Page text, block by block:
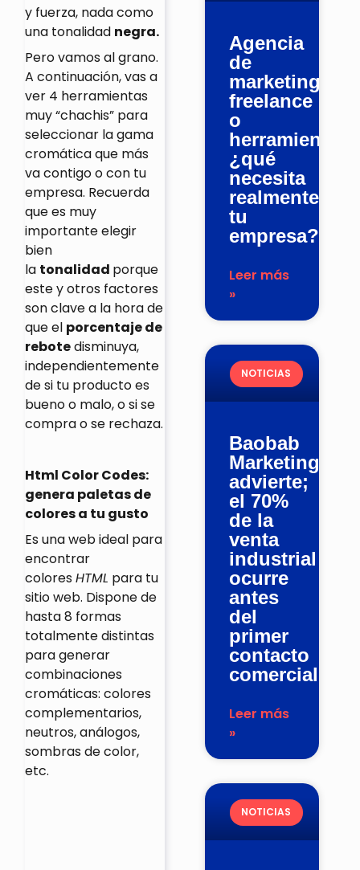
y fuerza, nada como
una tonalidad negra.
Pero vamos al grano.
A continuación, vas a
ver 4 herramientas
muy “chachis” para
seleccionar la gama
cromática que más
va contigo o con tu
empresa. Recuerda
que es muy
importante elegir
bien
la tonalidad porque
este y otros factores
son clave a la hora de
que el porcentaje de
rebotedisminuya,
independientemente
de si tu producto es
bueno o malo, o si se
compra o se rechaza.
Html Color Codes:
genera paletas de
colores a tu gusto
Es una web ideal para
encontrar
coloresHTML para tu
sitio web. Dispone de
hasta 8 formas
totalmente distintas
para generar
combinaciones
cromáticas: colores
complementarios,
neutros, análogos,
sombras de color,
etc.
Agencia
de
marketing,
freelance
o
herramienta:
¿qué
necesita
realmente
tu
empresa?
Leer más
»
NOTICIAS
Baobab
Marketing
advierte;
el 70%
de la
venta
industrial
ocurre
antes
del
primer
contacto
comercial
Leer más
»
NOTICIAS